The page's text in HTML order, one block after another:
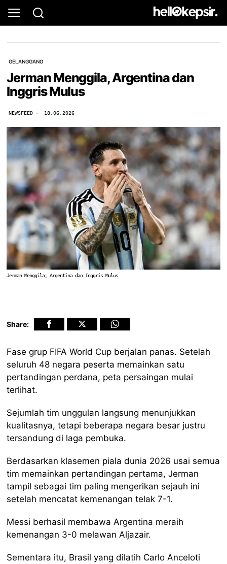
GELANGGANG
Jerman Menggila, Argentina dan
Inggris Mulus
NEWSFEED 18.06.2026
Jerman Menggila, Argentina dan Inggris Mulus
Share:
Fase grup FIFA World Cup berjalan panas. Setelah
seluruh 48 negara peserta memainkan satu
pertandingan perdana, peta persaingan mulai
terlihat.
Sejumlah tim unggulan langsung menunjukkan
kualitasnya, tetapi beberapa negara besar justru
tersandung di laga pembuka.
Berdasarkan klasemen piala dunia 2026 usai semua
tim memainkan pertandingan pertama, Jerman
tampil sebagai tim paling mengerikan sejauh ini
setelah mencatat kemenangan telak 7-1.
Messi berhasil membawa Argentina meraih
kemenangan 3-0 melawan Aljazair.
Sementara itu, Brasil yang dilatih Carlo Anceloti